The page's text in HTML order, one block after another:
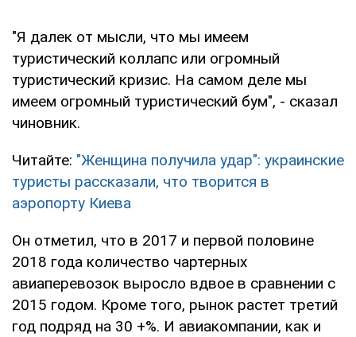
"Я далек от мысли, что мы имеем
туристический коллапс или огромный
туристический кризис. На самом деле мы
имеем огромный туристический бум", - сказал
чиновник.
Читайте: "Женщина получила удар": украинские
туристы рассказали, что творится в
аэропорту Киева
Он отметил, что в 2017 и первой половине
2018 года количество чартерных
авиаперевозок выросло вдвое в сравнении с
2015 годом. Кроме того, рынок растет третий
год подряд на 30 +%. И авиакомпании, как и